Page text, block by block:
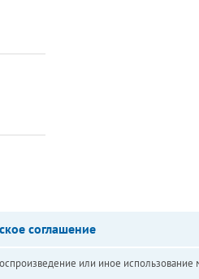
соглашение
или иное использование